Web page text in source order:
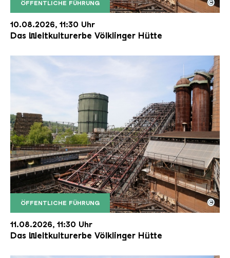
ÖFFENTLICHE FÜHRUNG
Der Erzschrägaufzug der Völklinger Hütte mit
Copyright: Weltkulturerbe Völklinger Hütte | Karl
©
10.08.2026, 11:30 Uhr
Das Weltkulturerbe Völklinger Hütte
ÖFFENTLICHE FÜHRUNG
Der Erzschrägaufzug der Völklinger Hütte mit
Copyright: Weltkulturerbe Völklinger Hütte | Karl
©
11.08.2026, 11:30 Uhr
Das Weltkulturerbe Völklinger Hütte